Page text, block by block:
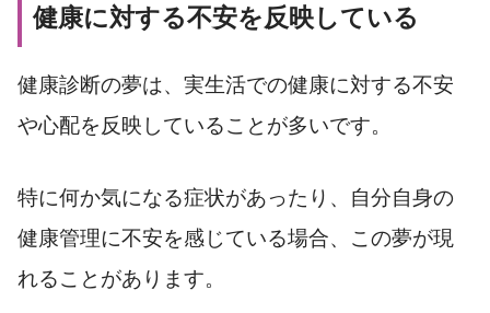
健康に対する不安を反映している
健康診断の夢は、実生活での健康に対する不安
や心配を反映していることが多いです。
特に何か気になる症状があったり、自分自身の
健康管理に不安を感じている場合、この夢が現
れることがあります。